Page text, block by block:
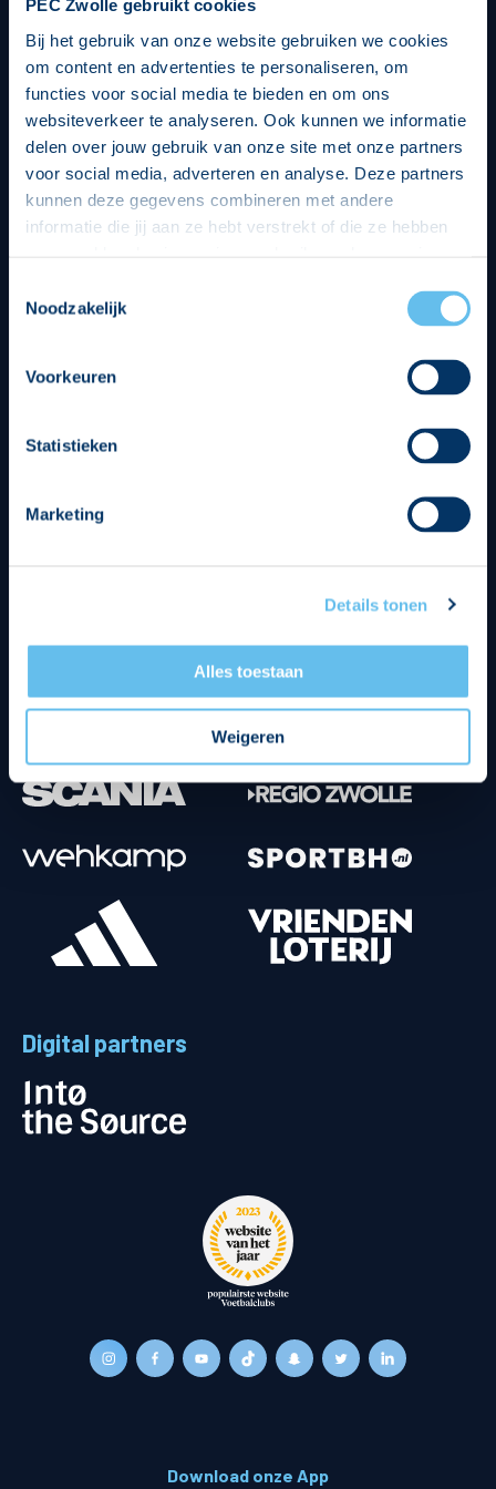
PEC Zwolle gebruikt cookies
Bij het gebruik van onze website gebruiken we cookies
om content en advertenties te personaliseren, om
functies voor social media te bieden en om ons
websiteverkeer te analyseren. Ook kunnen we informatie
delen over jouw gebruik van onze site met onze partners
voor social media, adverteren en analyse. Deze partners
kunnen deze gegevens combineren met andere
informatie die jij aan ze hebt verstrekt of die ze hebben
op een veilige en integere wijze. Je kunt je toestemming
beheren op de privacy- en cookieverklaring pagina.
Noodzakelijk
Voorkeuren
Statistieken
Marketing
Details tonen
Alles toestaan
Weigeren
Digital partners
Download onze App